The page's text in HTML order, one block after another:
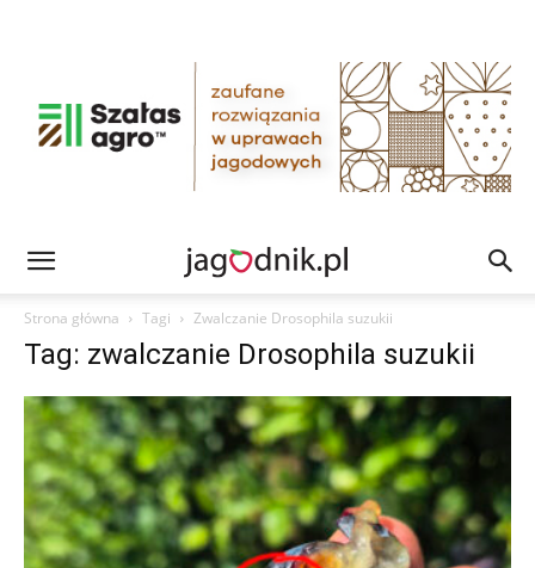
Strona główna Tagi Zwalczanie Drosophila suzukii
Tag: zwalczanie Drosophila suzukii